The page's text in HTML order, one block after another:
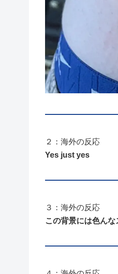
２：海外の反応
Yes just yes
３：海外の反応
この背景には色ん